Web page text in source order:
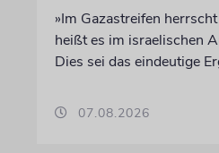
»Im Gazastreifen
heißt es im israelischen
Dies sei das eindeutige
07.08.2026